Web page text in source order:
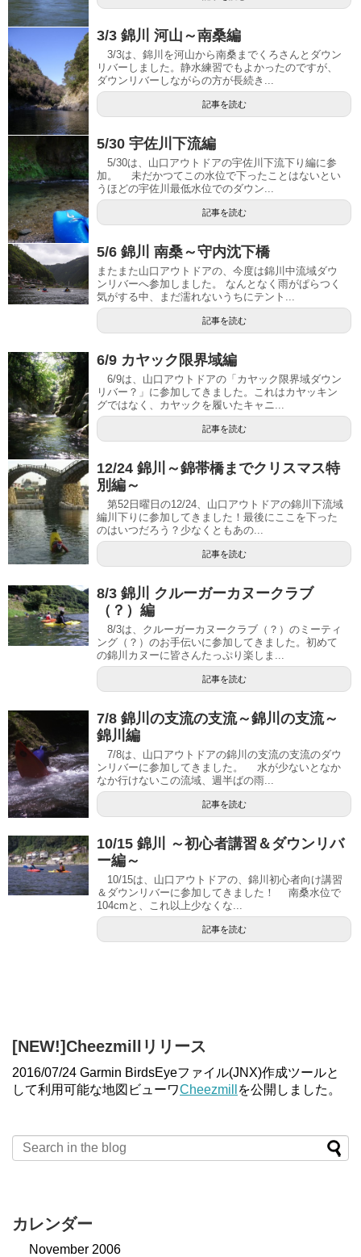
3/3 錦川 河山～南桑編
3/3は、錦川を河山から南桑までくろさんとダウン
リバーしました。静水練習でもよかったのですが、
ダウンリバーしながらの方が長続き...
記事を読む
5/30 宇佐川下流編
5/30は、山口アウトドアの宇佐川下流下り編に参
加。 未だかつてこの水位で下ったことはないとい
うほどの宇佐川最低水位でのダウン...
記事を読む
5/6 錦川 南桑～守内沈下橋
またまた山口アウトドアの、今度は錦川中流域ダウ
ンリバーへ参加しました。 なんとなく雨がぱらつく
気がする中、まだ濡れないうちにテント...
記事を読む
6/9 カヤック限界域編
6/9は、山口アウトドアの「カヤック限界域ダウン
リバー？」に参加してきました。これはカヤッキン
グではなく、カヤックを履いたキャニ...
記事を読む
12/24 錦川～錦帯橋までクリスマス特
別編～
第52日曜日の12/24、山口アウトドアの錦川下流域
編川下りに参加してきました！最後にここを下った
のはいつだろう？少なくともあの...
記事を読む
8/3 錦川 クルーガーカヌークラブ
（？）編
8/3は、クルーガーカヌークラブ（？）のミーティ
ング（？）のお手伝いに参加してきました。初めて
の錦川カヌーに皆さんたっぷり楽しま...
記事を読む
7/8 錦川の支流の支流～錦川の支流～
錦川編
7/8は、山口アウトドアの錦川の支流の支流のダウ
ンリバーに参加してきました。 水が少ないとなか
なか行けないこの流域、週半ばの雨...
記事を読む
10/15 錦川 ～初心者講習＆ダウンリバ
ー編～
10/15は、山口アウトドアの、錦川初心者向け講習
＆ダウンリバーに参加してきました！ 南桑水位で
104cmと、これ以上少なくな...
記事を読む
[NEW!]Cheezmillリリース
2016/07/24 Garmin BirdsEyeファイル(JNX)作成ツールと
して利用可能な地図ビューワCheezmill を公開しました。
カレンダー
November 2006